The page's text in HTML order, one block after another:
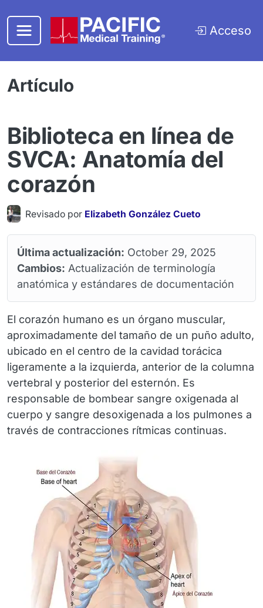
Acceso
Artículo
Biblioteca en línea de
SVCA: Anatomía del
corazón
Revisado por Elizabeth González Cueto
Última actualización: October 29, 2025
Cambios: Actualización de terminología
anatómica y estándares de documentación
El corazón humano es un órgano muscular,
aproximadamente del tamaño de un puño adulto,
ubicado en el centro de la cavidad torácica
ligeramente a la izquierda, anterior de la columna
vertebral y posterior del esternón. Es
responsable de bombear sangre oxigenada al
cuerpo y sangre desoxigenada a los pulmones a
través de contracciones rítmicas continuas.